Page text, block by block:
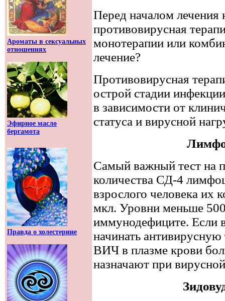
Ароматы в сексуальных
отношениях
Эфирное масло
бергамота
Правда о холестерине
Перед началом
противовирусная
монотерапии или
лечение?
Противовирусная
острой стадии
в зависимости от
статуса и вирусной
Самый важный тест на
количества СД-4
взрослого человека их
мкл. Уровни меньше
иммунодефиците. Если
начинать
ВИЧ в плазме крови
назначают при